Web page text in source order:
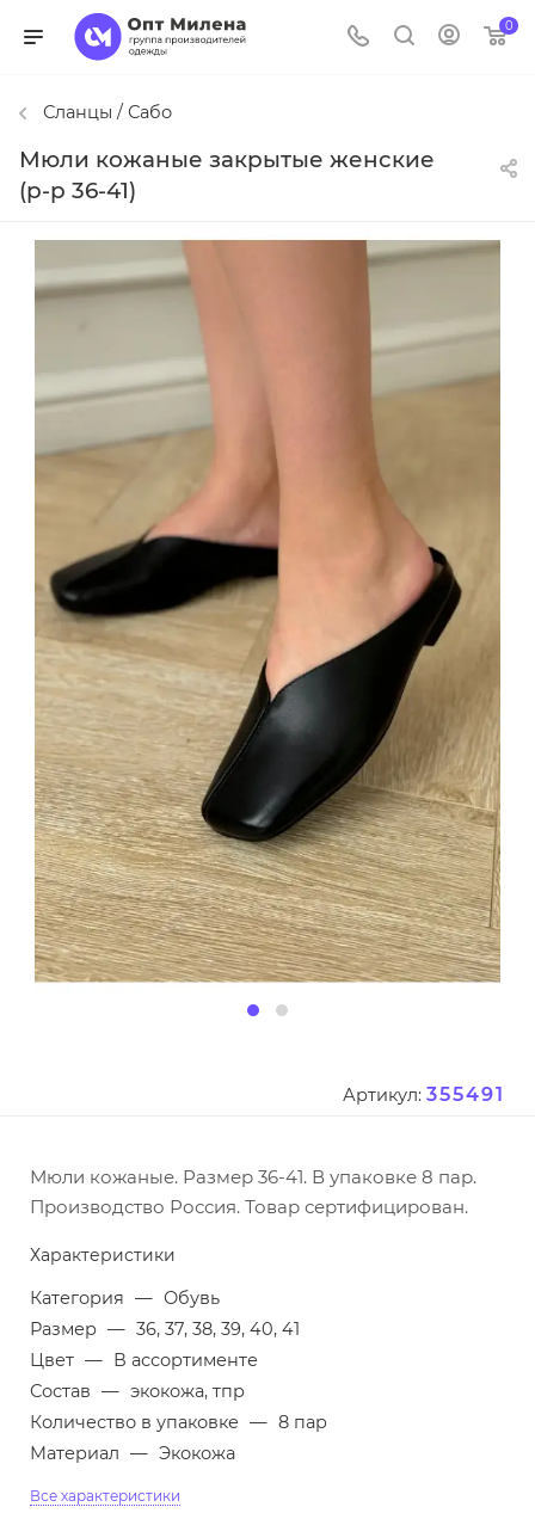
0
Сланцы / Сабо
Мюли кожаные закрытые женские
(р-р 36-41)
Артикул: 355491
Мюли кожаные. Размер 36-41. В упаковке 8 пар.
Производство Россия. Товар сертифицирован.
Характеристики
Категория — Обувь
Размер — 36, 37, 38, 39, 40, 41
Цвет — В ассортименте
Состав — экокожа, тпр
Количество в упаковке — 8 пар
Материал — Экокожа
Все характеристики